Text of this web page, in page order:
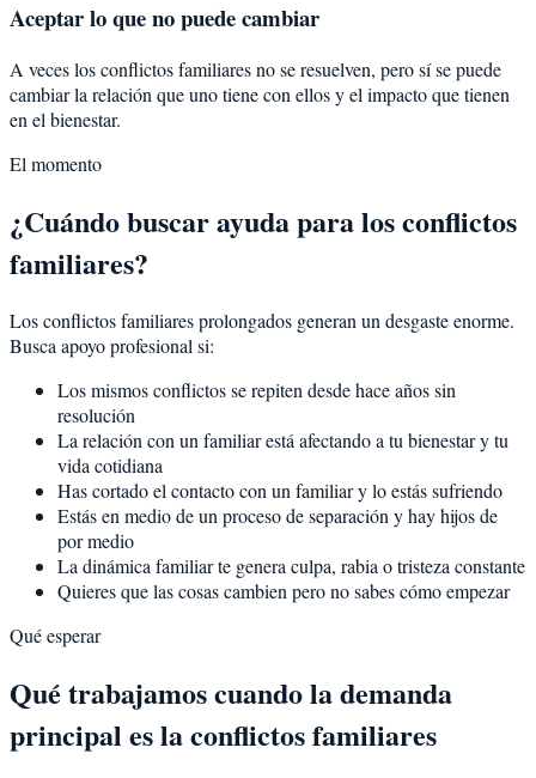
Aceptar lo que no puede cambiar
A veces los conflictos familiares no se resuelven, pero sí se puede
cambiar la relación que uno tiene con ellos y el impacto que tienen
en el bienestar.
El momento
¿Cuándo buscar ayuda para los conflictos
familiares?
Los conflictos familiares prolongados generan un desgaste enorme.
Busca apoyo profesional si:
Los mismos conflictos se repiten desde hace años sin
resolución
La relación con un familiar está afectando a tu bienestar y tu
vida cotidiana
Has cortado el contacto con un familiar y lo estás sufriendo
Estás en medio de un proceso de separación y hay hijos de
por medio
La dinámica familiar te genera culpa, rabia o tristeza constante
Quieres que las cosas cambien pero no sabes cómo empezar
Qué esperar
Qué trabajamos cuando la demanda
principal es la conflictos familiares